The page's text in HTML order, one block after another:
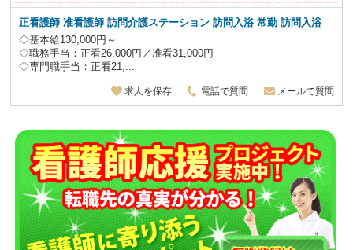
正看護師 准看護師 訪問介護ステーション 訪問入浴常勤 訪問入浴
◇基本給130,000円～
◇職務手当：正看26,000円／准看31,000円
◇専門職手当：正看21,...
求人を保存 電話で質問 メールで質問